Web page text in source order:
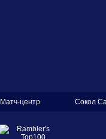
Матч-центр Сокол